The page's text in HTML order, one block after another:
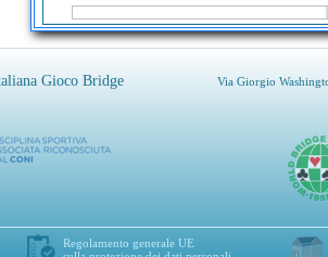
Gioco Bridge Via Giorgio
Regolamento generale UE